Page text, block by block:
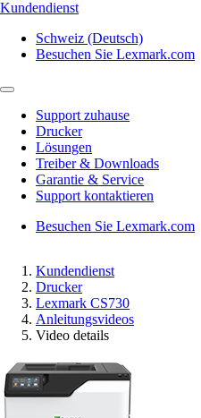
Kundendienst
Schweiz (Deutsch)
Besuchen Sie Lexmark.com
Support zuhause
Drucker
Lösungen
Treiber & Downloads
Garantie & Service
Support kontaktieren
Besuchen Sie Lexmark.com
Kundendienst
Drucker
Lexmark CS730
Anleitungsvideos
Video details